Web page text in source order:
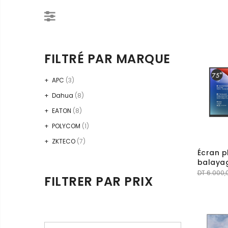
Écran
DT
FILTRÉ PAR MARQUE
APC (3)
Dahua (8)
EATON (8)
POLYCOM (1)
ZKTECO (7)
FILTRER PAR PRIX